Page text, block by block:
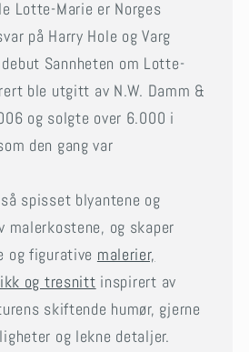
Lotte-Marie er Norges
på Harry Hole og Varg
Sannheten om Lotte-
ble utgitt av N.W. Damm &
og solgte over 6.000 i
den gang var
spisset blyantene og
malerkostene, og skaper
og figurative malerier,
og tresnitt inspirert av
skiftende humør, gjerne
og lekne detaljer.